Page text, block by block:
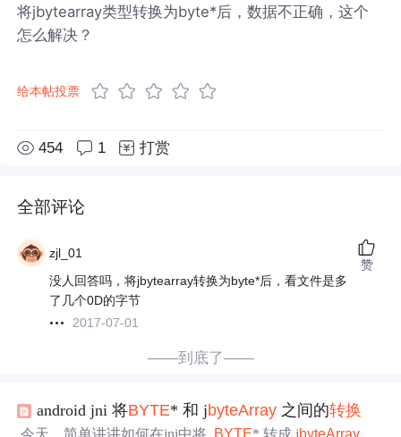
将jbytearray类型转换为byte*后，数据不正确，这个
怎么解决？
给本帖投票
454 1 打赏
全部评论
zjl_01
没人回答吗，将jbytearray转换为byte*后，看文件是多
了几个0D的字节
2017-07-01
赞
——到底了——
android jni 将BYTE* 和 jbyteArray 之间的转换